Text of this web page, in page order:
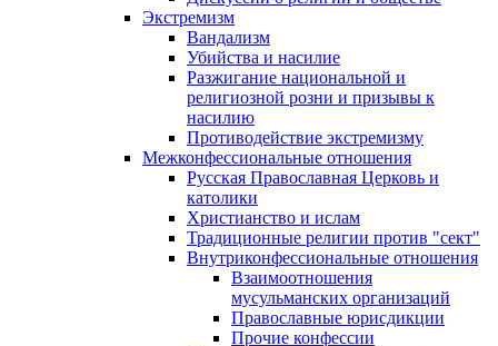
Экстремизм
Вандализм
Убийства и насилие
Разжигание национальной и
религиозной розни и призывы к
насилию
Противодействие экстремизму
Межконфессиональные отношения
Русская Православная Церковь и
католики
Христианство и ислам
Традиционные религии против "сект"
Внутриконфессиональные отношения
Взаимоотношения
мусульманских организаций
Православные юрисдикции
Прочие конфессии